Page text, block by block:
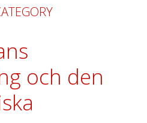
och den